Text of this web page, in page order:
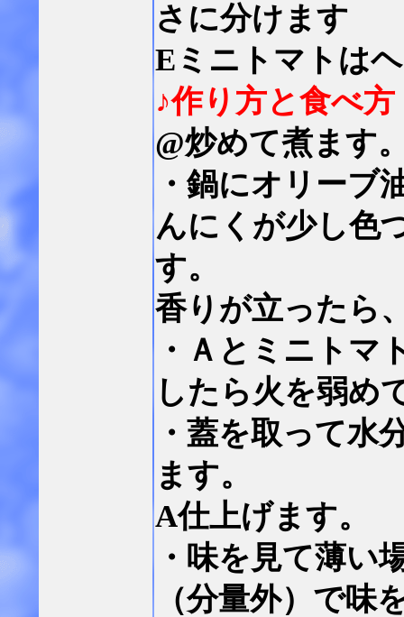
さに分けます
Eミニトマトは
♪作り方と食べ方
@炒めて煮ます
・鍋にオリーブ
んにくが少し色
す。
香りが立ったら
・Ａとミニトマ
したら火を弱め
・蓋を取って水
ます。
A仕上げます。
・味を見て薄い
（分量外）で味